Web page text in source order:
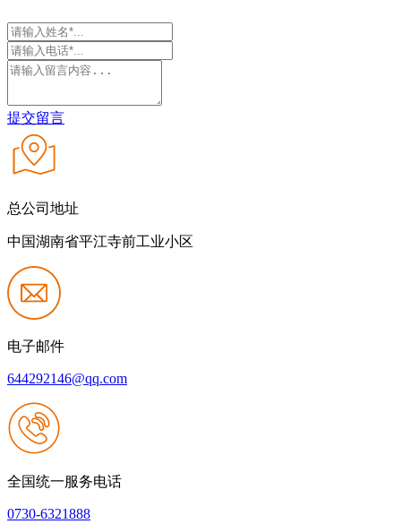
提交留言
总公司地址
中国湖南省平江寺前工业小区
电子邮件
644292146@qq.com
全国统一服务电话
0730-6321888